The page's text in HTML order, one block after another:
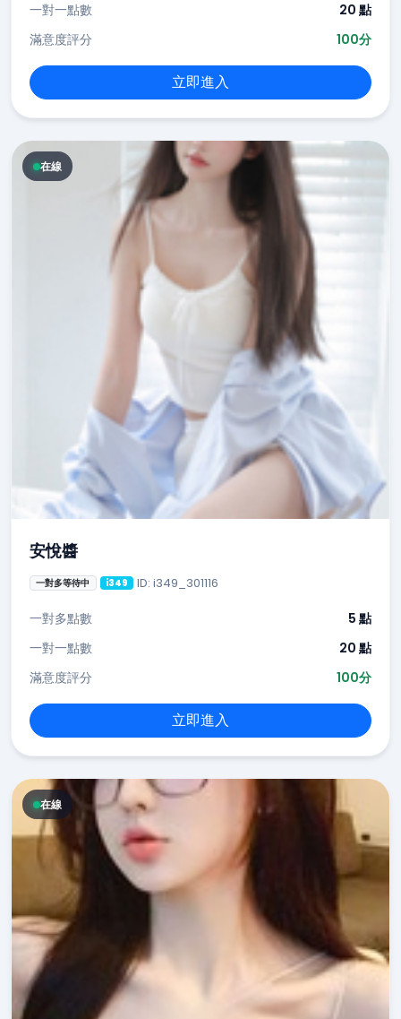
一對一點數
20 點
滿意度評分
100分
立即進入
在線
安悅醬
一對多等待中 i349 ID: i349_301116
一對多點數
5 點
一對一點數
20 點
滿意度評分
100分
立即進入
在線